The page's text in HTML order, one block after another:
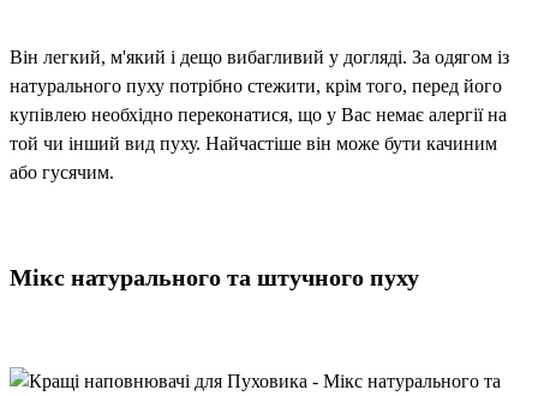
Він легкий, м'який і дещо вибагливий у догляді. За одягом із
натурального пуху потрібно стежити, крім того, перед його
купівлею необхідно переконатися, що у Вас немає алергії на
той чи інший вид пуху. Найчастіше він може бути качиним
або гусячим.
Мікс натурального та штучного пуху